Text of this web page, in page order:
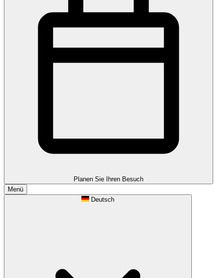
Planen Sie Ihren Besuch
Menü
Deutsch